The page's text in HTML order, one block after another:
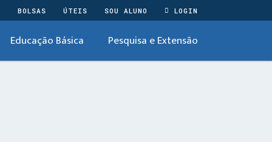
BOLSAS ÚTEIS SOU ALUNO LOGIN
Educação Básica Pesquisa e Extensão